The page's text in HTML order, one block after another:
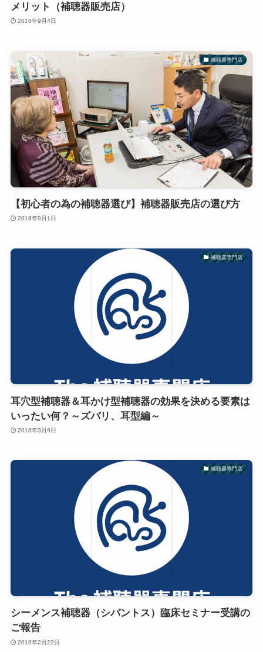
メリット（補聴器販売店）
2016年9月4日
補聴器専門店
【初心者の為の補聴器選び】補聴器販売店の選び方
2016年9月1日
補聴器専門店
耳穴型補聴器＆耳かけ型補聴器の効果を決める要素は
いったい何？～ズバリ、耳型編～
2016年3月9日
補聴器専門店
シーメンス補聴器（シバントス）臨床セミナー受講の
ご報告
2016年2月22日